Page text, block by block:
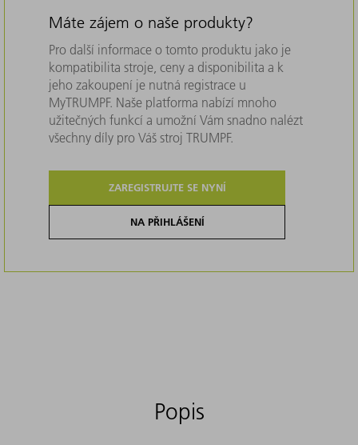
Máte zájem o naše produkty?
Pro další informace o tomto produktu jako je
kompatibilita stroje, ceny a disponibilita a k
jeho zakoupení je nutná registrace u
MyTRUMPF. Naše platforma nabízí mnoho
užitečných funkcí a umožní Vám snadno nalézt
všechny díly pro Váš stroj TRUMPF.
ZAREGISTRUJTE SE NYNÍ
NA PŘIHLÁŠENÍ
Popis